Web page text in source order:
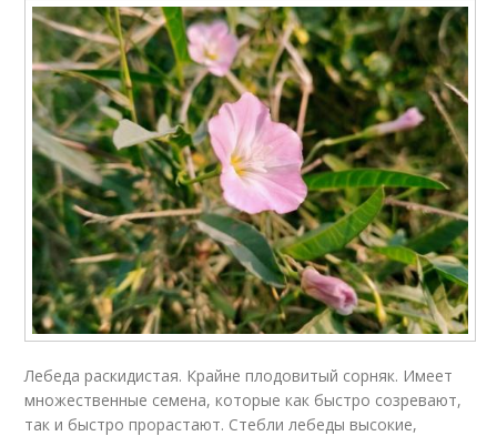
Лебеда раскидистая. Крайне плодовитый сорняк. Имеет
множественные семена, которые как быстро созревают,
так и быстро прорастают. Стебли лебеды высокие,